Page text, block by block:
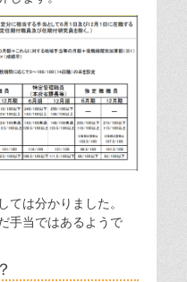
は分かりました。
手当ではあるようで